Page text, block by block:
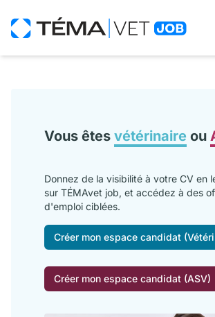
Vous êtes vétérinaire ou
Donnez de la visibilité à votre CV en
sur TÉMAvet job, et accédez à des
d'emploi ciblées.
Créer mon espace candidat
Créer mon espace candidat (ASV)